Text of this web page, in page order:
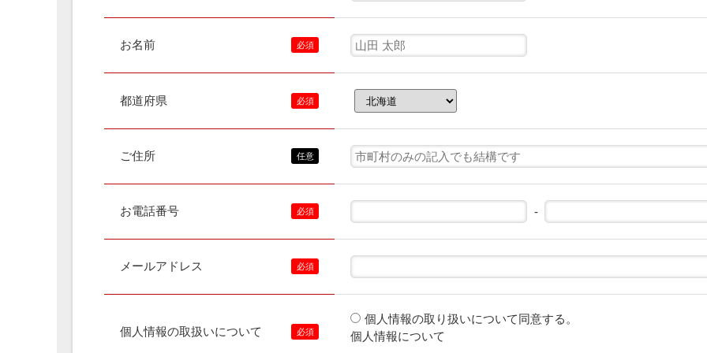
お名前
都道府県
ご住所
お電話番号 -
メールアドレス
個人情報の取扱いについて
個人情報の取り扱いについて同意する。
個人情報について